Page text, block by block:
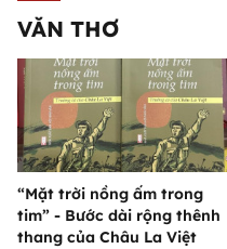
VĂN THƠ
“Mặt trời nồng ấm trong
tim” - Bước dài rộng thênh
thang của Châu La Việt